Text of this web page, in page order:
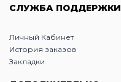
СЛУЖБА ПОДДЕРЖКИ
Личный Кабинет
История заказов
Закладки